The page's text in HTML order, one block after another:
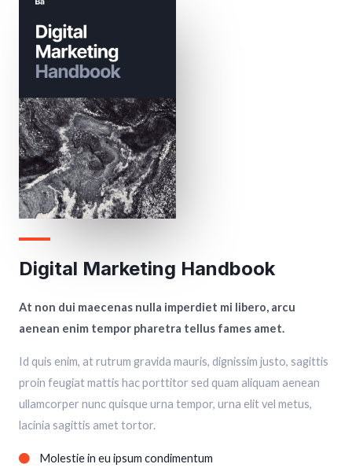
Digital Marketing Handbook
At non dui maecenas nulla imperdiet mi libero, arcu
aenean enim tempor pharetra tellus fames amet.
Id quis enim, at rutrum gravida mauris, dignissim justo, sagittis
proin feugiat mattis hac porttitor sed quam aliquam aenean
ullamcorper nunc quisque urna tempor, urna elit vel metus,
lacinia sagittis amet tortor.
Molestie in eu ipsum condimentum